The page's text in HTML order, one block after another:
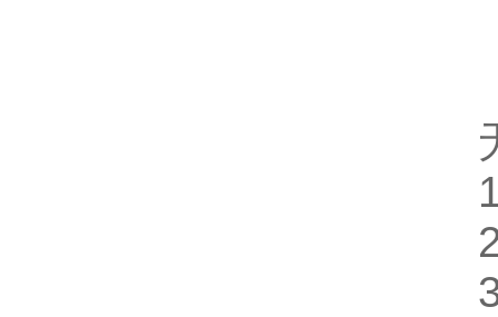
无
1
2
3